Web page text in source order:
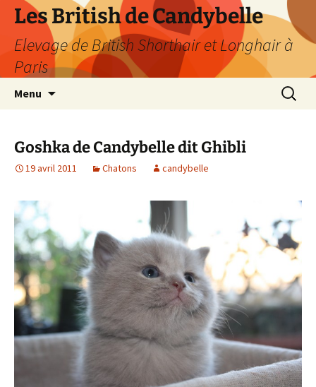
Les British de Candybelle
Elevage de British Shorthair et Longhair à
Paris
Menu
Goshka de Candybelle dit Ghibli
19 avril 2011 Chatons candybelle